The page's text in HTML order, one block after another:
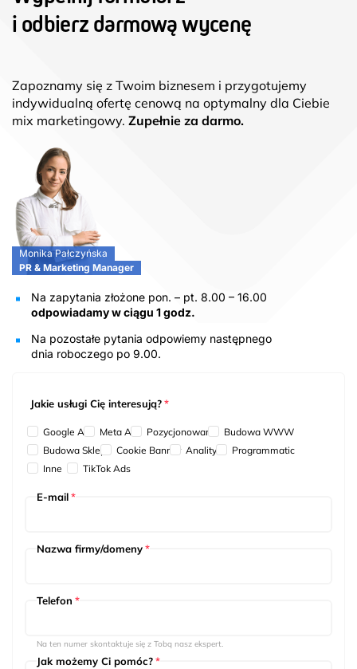
i odbierz darmową wycenę
Zapoznamy się z Twoim biznesem i przygotujemy
indywidualną ofertę cenową na optymalny dla Ciebie
mix marketingowy. Zupełnie za darmo.
Monika Pałczyńska
PR & Marketing Manager
Na zapytania złożone pon. – pt. 8.00 – 16.00
odpowiadamy w ciągu 1 godz.
Na pozostałe pytania odpowiemy następnego
dnia roboczego po 9.00.
Jakie usługi Cię interesują?*
Google Ads Meta Ads Pozycjonowanie
Budowa WWW
Budowa Sklepu
Cookie Banner Analityka
Programmatic
Inne
TikTok Ads
E-mail*
Nazwa firmy/domeny*
Telefon *
Na ten numer skontaktuje się z Tobą nasz ekspert.
Jak możemy Ci pomóc?*